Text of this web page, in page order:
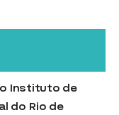
Instituto de
do Rio de